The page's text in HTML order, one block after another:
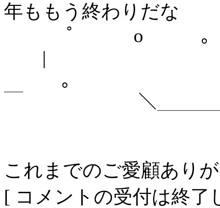
年ももう終わりだな
ﾟ o ｡ .
|
｡
￣ ＼＿＿＿＿＿
これまでのご愛顧あり
[ コメントの受付は終了